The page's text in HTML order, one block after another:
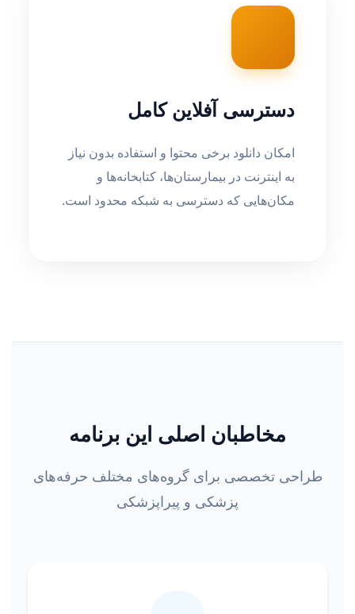
دسترسی آفلاین کامل
امکان دانلود برخی محتوا و استفاده بدون نیاز
به اینترنت در بیمارستان‌ها، کتابخانه‌ها و
مکان‌هایی که دسترسی به شبکه محدود است.
مخاطبان اصلی این برنامه
طراحی تخصصی برای گروه‌های مختلف حرفه‌های
پزشکی و پیراپزشکی